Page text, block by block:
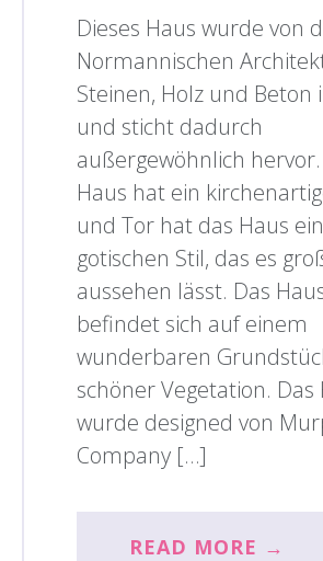
Dieses Haus wurde von
Normannischen
Steinen, Holz und Beton
und sticht dadurch
außergewöhnlich
Haus hat ein
und Tor hat das Haus
gotischen Stil, das es
aussehen lässt. Das
befindet sich auf einem
wunderbaren
schöner Vegetation. Das
wurde designed von
Company […]
READ MORE →